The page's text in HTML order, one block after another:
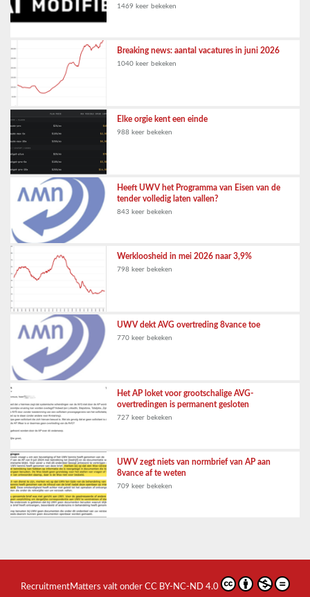
1469 keer bekeken
Breaking news: aantal vacatures in juni 2026
1040 keer bekeken
Elke orgie kent een einde
988 keer bekeken
Heeft UWV het Programma van Eisen van de
tender volledig laten vallen?
843 keer bekeken
Werkloosheid in mei 2026 naar 3,9%
798 keer bekeken
UWV dekt AVG overtreding 8vance toe
770 keer bekeken
Het AP loket voor grootschalige AVG-
overtredingen is permanent gesloten
727 keer bekeken
UWV zegt niets van normbrief van AP aan
8vance af te weten
709 keer bekeken
RecruitmentMatters valt onder CC BY-NC-ND 4.0